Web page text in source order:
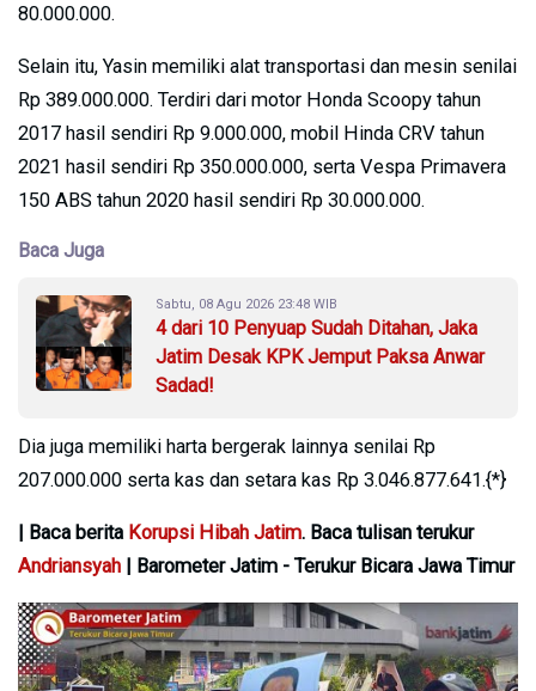
80.000.000.
Selain itu, Yasin memiliki alat transportasi dan mesin senilai
Rp 389.000.000. Terdiri dari motor Honda Scoopy tahun
2017 hasil sendiri Rp 9.000.000, mobil Hinda CRV tahun
2021 hasil sendiri Rp 350.000.000, serta Vespa Primavera
150 ABS tahun 2020 hasil sendiri Rp 30.000.000.
Baca Juga
Sabtu, 08 Agu 2026 23:48 WIB
4 dari 10 Penyuap Sudah Ditahan, Jaka
Jatim Desak KPK Jemput Paksa Anwar
Sadad!
Dia juga memiliki harta bergerak lainnya senilai Rp
207.000.000 serta kas dan setara kas Rp 3.046.877.641.{*}
| Baca berita Korupsi Hibah Jatim. Baca tulisan terukur
Andriansyah | Barometer Jatim - Terukur Bicara Jawa Timur